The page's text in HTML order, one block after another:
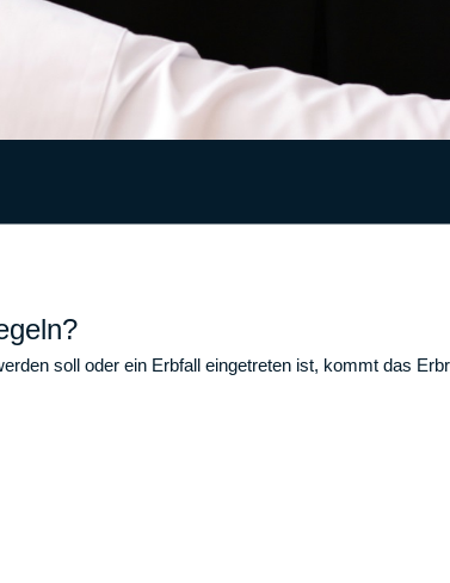
soll oder ein Erbfall eingetreten ist, kommt das